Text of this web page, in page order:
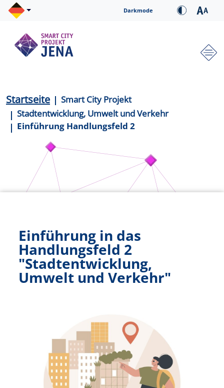
Direkt zum Inhalt Darkmode
Pfadnavigation
Startseite
Smart City Projekt
Stadtentwicklung, Umwelt und Verkehr
Einführung Handlungsfeld 2
Einführung in das
Handlungsfeld 2
"Stadtentwicklung,
Umwelt und Verkehr"
Cookie-Einstellungen